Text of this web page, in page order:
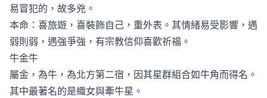
易冒犯的，故多兇。
本命：喜旅遊，喜裝飾自己，重外表。其情緒易受影響，遇
弱則弱，遇強爭強，有宗教信仰喜歡祈福。
牛金牛
屬金，為牛，為北方第二宿，因其星群組合如牛角而得名。
其中最著名的是織女與牽牛星。